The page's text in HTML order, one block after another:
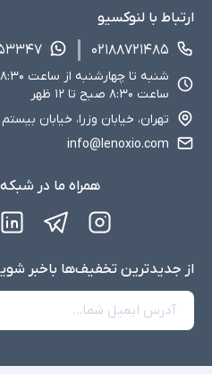
ارتباط با لنوکسیو
۰۲۱۸۸۷۲۱۴۸۵
ساعت ۸:۳۰ صبح تا ۱۲ ظهر
تهران، خیابان وزرا، خیابان بیستم
info@lenoxio.com
همراه ما در
از جدید‌ترین تخفیف‌ها با‌خبر